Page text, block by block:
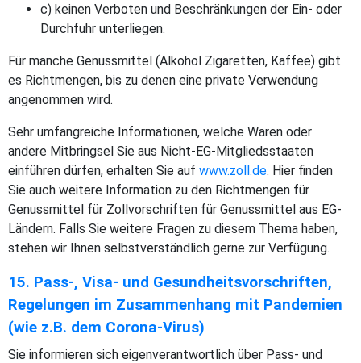
c) keinen Verboten und Beschränkungen der Ein- oder
Durchfuhr unterliegen.
Für manche Genussmittel (Alkohol Zigaretten, Kaffee) gibt
es Richtmengen, bis zu denen eine private Verwendung
angenommen wird.
Sehr umfangreiche Informationen, welche Waren oder
andere Mitbringsel Sie aus Nicht-EG-Mitgliedsstaaten
einführen dürfen, erhalten Sie auf www.zoll.de. Hier finden
Sie auch weitere Information zu den Richtmengen für
Genussmittel für Zollvorschriften für Genussmittel aus EG-
Ländern. Falls Sie weitere Fragen zu diesem Thema haben,
stehen wir Ihnen selbstverständlich gerne zur Verfügung.
15. Pass-, Visa- und Gesundheitsvorschriften,
Regelungen im Zusammenhang mit Pandemien
(wie z.B. dem Corona-Virus)
Sie informieren sich eigenverantwortlich über Pass- und